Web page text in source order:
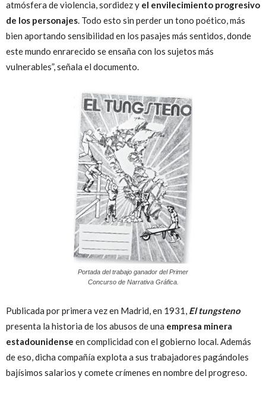
atmósfera de violencia, sordidez y el envilecimiento progresivo
de los personajes . Todo esto sin perder un tono poético, más
bien aportando sensibilidad en los pasajes más sentidos, donde
este mundo enrarecido se ensaña con los sujetos más
vulnerables”, señala el documento.
Portada del trabajo ganador del Primer
Concurso de Narrativa Gráfica.
Publicada por primera vez en Madrid, en 1931, El tungsteno
presenta la historia de los abusos de una empresa minera
estadounidense en complicidad con el gobierno local. Además
de eso, dicha compañía explota a sus trabajadores pagándoles
bajísimos salarios y comete crímenes en nombre del progreso.